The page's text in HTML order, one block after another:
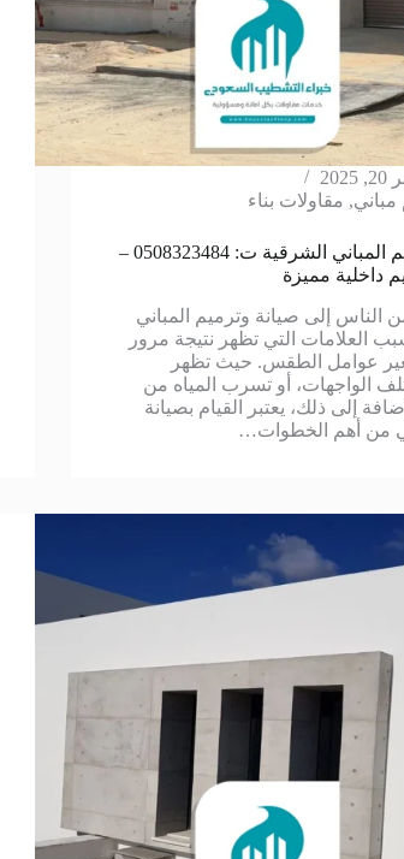
مباني, مقاولات بناء
صيانة وترميم المباني الشرقية ت: 0508323484 –
داخلية مميزة
الناس إلى صيانة وترميم المباني
العلامات التي تظهر نتيجة مرور
عوامل الطقس. حيث تظهر
الواجهات، أو تسرب المياه من
إلى ذلك، يعتبر القيام بصيانة
من أهم الخطوات…